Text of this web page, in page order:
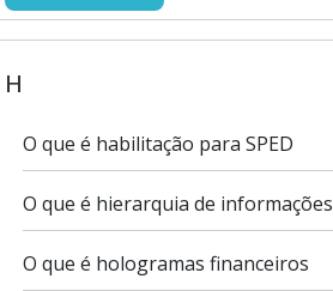
H
O que é habilitação para SPED
O que é hierarquia de informações
O que é hologramas financeiros